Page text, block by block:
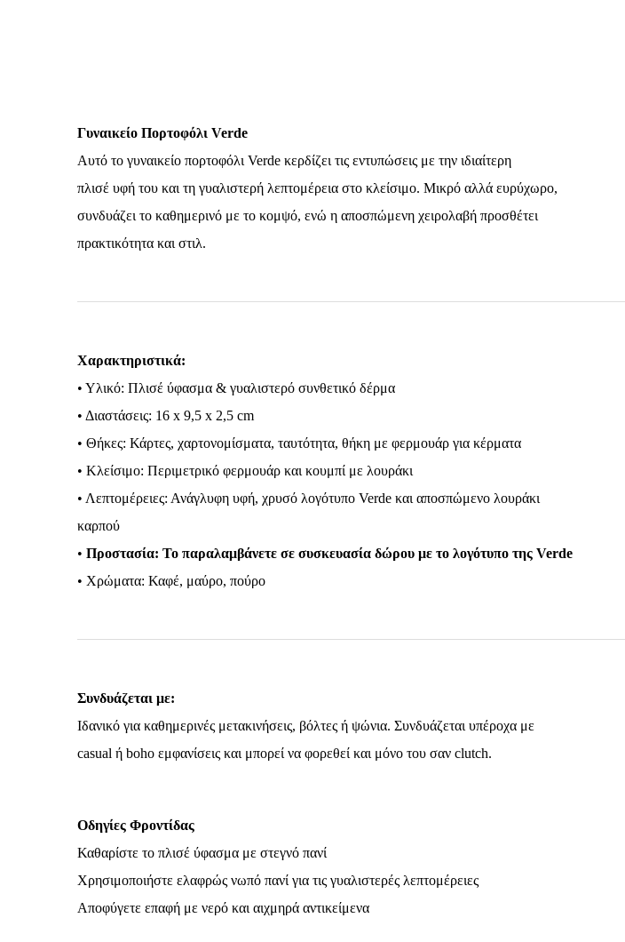
Γυναικείο Πορτοφόλι Verde
Αυτό το γυναικείο πορτοφόλι Verde κερδίζει τις εντυπώσεις με την ιδιαίτερη
πλισέ υφή του και τη γυαλιστερή λεπτομέρεια στο κλείσιμο. Μικρό αλλά ευρύχωρο,
συνδυάζει το καθημερινό με το κομψό, ενώ η αποσπώμενη χειρολαβή προσθέτει
πρακτικότητα και στιλ.
Χαρακτηριστικά:
• Υλικό: Πλισέ ύφασμα & γυαλιστερό συνθετικό δέρμα
• Διαστάσεις: 16 x 9,5 x 2,5 cm
• Θήκες: Κάρτες, χαρτονομίσματα, ταυτότητα, θήκη με φερμουάρ για κέρματα
• Κλείσιμο: Περιμετρικό φερμουάρ και κουμπί με λουράκι
• Λεπτομέρειες: Ανάγλυφη υφή, χρυσό λογότυπο Verde και αποσπώμενο λουράκι
καρπού
• Προστασία: Το παραλαμβάνετε σε συσκευασία δώρου με το λογότυπο της Verde
• Χρώματα: Καφέ, μαύρο, πούρο
Συνδυάζεται με:
Ιδανικό για καθημερινές μετακινήσεις, βόλτες ή ψώνια. Συνδυάζεται υπέροχα με
casual ή boho εμφανίσεις και μπορεί να φορεθεί και μόνο του σαν clutch.
Οδηγίες Φροντίδας
Καθαρίστε το πλισέ ύφασμα με στεγνό πανί
Χρησιμοποιήστε ελαφρώς νωπό πανί για τις γυαλιστερές λεπτομέρειες
Αποφύγετε επαφή με νερό και αιχμηρά αντικείμενα